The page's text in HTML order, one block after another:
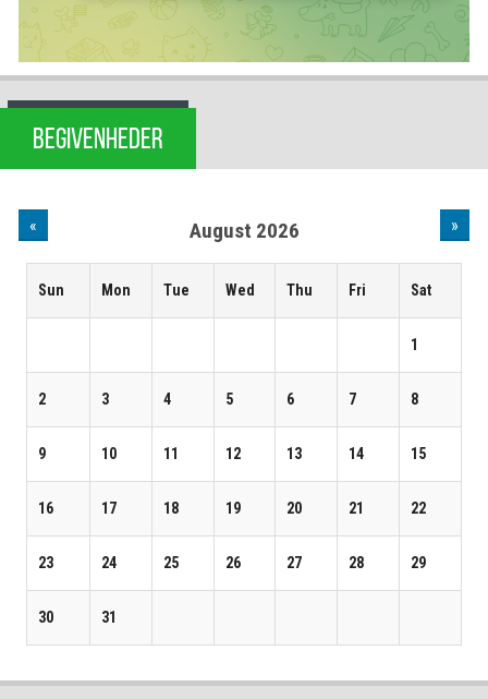
BEGIVENHEDER
« August 2026 »
Sun Mon Tue Wed Thu Fri Sat
1
2 3 4 5 6 7 8
9 10 11 12 13 14 15
16 17 18 19 20 21 22
23 24 25 26 27 28 29
30 31